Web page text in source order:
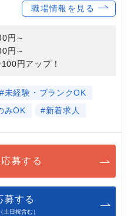
職場情報を見る
円～
円～
円アップ！
#未経験・ブランクOK
みOK #新着求人
募する
募する
日祝含む）